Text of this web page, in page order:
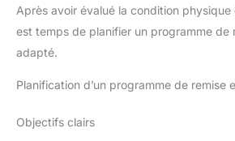
Après avoir évalué la condition
est temps de planifier un programme de
adapté.
Planification d’un programme de remise
Objectifs clairs